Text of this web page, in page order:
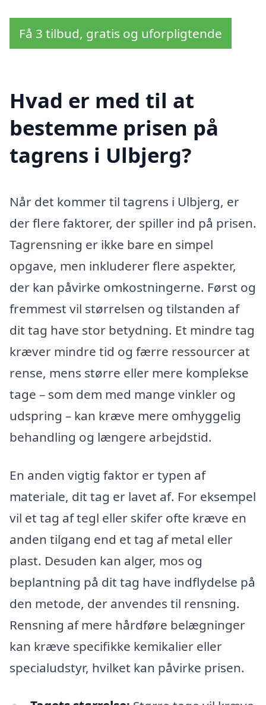
Få 3 tilbud, gratis og uforpligtende
Hvad er med til at
bestemme prisen på
tagrens i Ulbjerg?
Når det kommer til tagrens i Ulbjerg, er
der flere faktorer, der spiller ind på prisen.
Tagrensning er ikke bare en simpel
opgave, men inkluderer flere aspekter,
der kan påvirke omkostningerne. Først og
fremmest vil størrelsen og tilstanden af
dit tag have stor betydning. Et mindre tag
kræver mindre tid og færre ressourcer at
rense, mens større eller mere komplekse
tage – som dem med mange vinkler og
udspring – kan kræve mere omhyggelig
behandling og længere arbejdstid.
En anden vigtig faktor er typen af
materiale, dit tag er lavet af. For eksempel
vil et tag af tegl eller skifer ofte kræve en
anden tilgang end et tag af metal eller
plast. Desuden kan alger, mos og
beplantning på dit tag have indflydelse på
den metode, der anvendes til rensning.
Rensning af mere hårdføre belægninger
kan kræve specifikke kemikalier eller
specialudstyr, hvilket kan påvirke prisen.